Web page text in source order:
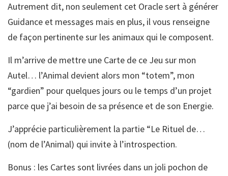
Autrement dit, non seulement cet Oracle sert à générer
Guidance et messages mais en plus, il vous renseigne
de façon pertinente sur les animaux qui le composent.
Il m’arrive de mettre une Carte de ce Jeu sur mon
Autel… l’Animal devient alors mon “totem”, mon
“gardien” pour quelques jours ou le temps d’un projet
parce que j’ai besoin de sa présence et de son Energie.
J’apprécie particulièrement la partie “Le Rituel de…
(nom de l’Animal) qui invite à l’introspection.
Bonus : les Cartes sont livrées dans un joli pochon de